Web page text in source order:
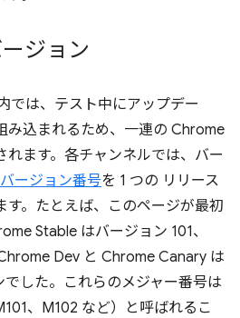
ジョン
では、テスト中にアップデー
み込まれるため、一連の Chrome
れます。各チャンネルでは、バー
ージョン番号を 1 つの リリース
す。たとえば、このページが最初
Stable はバージョン 101、
Dev と Chrome Canary は
した。これらのメジャー番号は
、M102 など）と呼ばれるこ